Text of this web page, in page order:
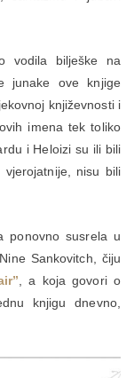
vodila bilješke na
junake ove knjige
književnosti i
imena tek toliko
i Heloizi su ili bili
nisu bili
ponovno susrela u
Sankovitch, čiju
, a koja govori o
knjigu dnevno,